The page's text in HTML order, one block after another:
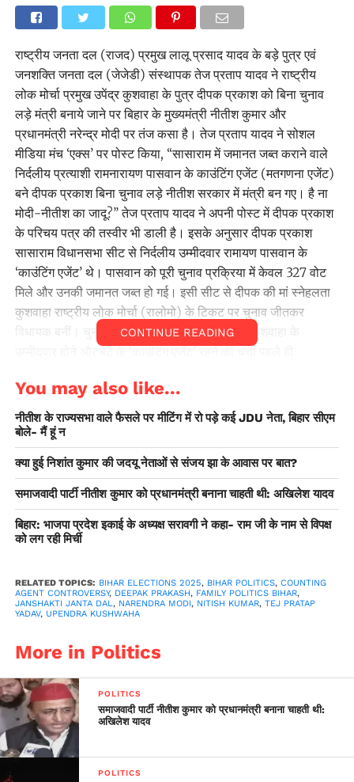
राष्ट्रीय जनता दल (राजद) प्रमुख लालू प्रसाद यादव के बड़े पुत्र एवं
जनशक्ति जनता दल (जेजेडी) संस्थापक तेज प्रताप यादव ने राष्ट्रीय
लोक मोर्चा प्रमुख उपेंद्र कुशवाहा के पुत्र दीपक प्रकाश को बिना चुनाव
लड़े मंत्री बनाये जाने पर बिहार के मुख्यमंत्री नीतीश कुमार और
प्रधानमंत्री नरेन्द्र मोदी पर तंज कसा है। तेज प्रताप यादव ने सोशल
मीडिया मंच ‘एक्स’ पर पोस्ट किया, ‘‘सासाराम में जमानत जब्त कराने वाले
निर्दलीय प्रत्याशी रामनारायण पासवान के काउंटिंग एजेंट (मतगणना एजेंट)
बने दीपक प्रकाश बिना चुनाव लड़े नीतीश सरकार में मंत्री बन गए। है ना
मोदी-नीतीश का जादू?’’ तेज प्रताप यादव ने अपनी पोस्ट में दीपक प्रकाश
के परिचय पत्र की तस्वीर भी डाली है। इसके अनुसार दीपक प्रकाश
सासाराम विधानसभा सीट से निर्दलीय उम्मीदवार रामायण पासवान के
‘काउंटिंग एजेंट’ थे। पासवान को पूरी चुनाव प्रक्रिया में केवल 327 वोट
मिले और उनकी जमानत जब्त हो गई। इसी सीट से दीपक की मां स्नेहलता
कुशवाहा राष्ट्रीय लोक मोर्चा (रालोमो) के टिकट पर चुनाव जीतकर
विधायक बनीं। चुनाव के दौरान दीपक की मां स्नेहलता कुशवाहा के
उम्मीदवार होने और बेटे के ‘काउंटिंग एजेंट’ रहने की चर्चा पहले ही
प्रकाश के मंत्री पद की शपथ लेने के पश्चात विवाद और गहरा गया। शपथ
ग्रहण समारोह में दीपक प्रकाश के जींस, शर्ट और चप्पल पहनकर पहुंचने
की तस्वीरें सोशल मीडिया पर सामने आयी थीं, जिसके बाद विपक्ष ने इसे
‘‘परिवारवाद की पराकाष्ठा’’ बताते हुए हमला तेज कर दिया। मंत्री बनने के
बाद जब पत्रकारों ने दीपक प्रकाश से सवाल किया तो उन्होंने कहा कि इस
संबंध में उनके पिता एवं पार्टी प्रमुख उपेंद्र कुशवाहा से सवाल किया जाए।
CONTINUE READING
You may also like...
नीतीश के राज्यसभा वाले फैसले पर मीटिंग में रो पड़े कई JDU नेता, बिहार सीएम
बोले- मैं हूं न
क्या हुई निशांत कुमार की जदयू नेताओं से संजय झा के आवास पर बात?
समाजवादी पार्टी नीतीश कुमार को प्रधानमंत्री बनाना चाहती थी: अखिलेश यादव
बिहार: भाजपा प्रदेश इकाई के अध्यक्ष सरावगी ने कहा- राम जी के नाम से विपक्ष
को लग रही मिर्ची
RELATED TOPICS: BIHAR ELECTIONS 2025, BIHAR POLITICS, COUNTING
AGENT CONTROVERSY, DEEPAK PRAKASH, FAMILY POLITICS BIHAR,
JANSHAKTI JANTA DAL, NARENDRA MODI, NITISH KUMAR, TEJ PRATAP
YADAV, UPENDRA KUSHWAHA
More in Politics
POLITICS
समाजवादी पार्टी नीतीश कुमार को प्रधानमंत्री बनाना चाहती थी:
अखिलेश यादव
POLITICS